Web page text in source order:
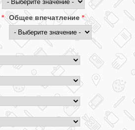
* Общее впечатление *